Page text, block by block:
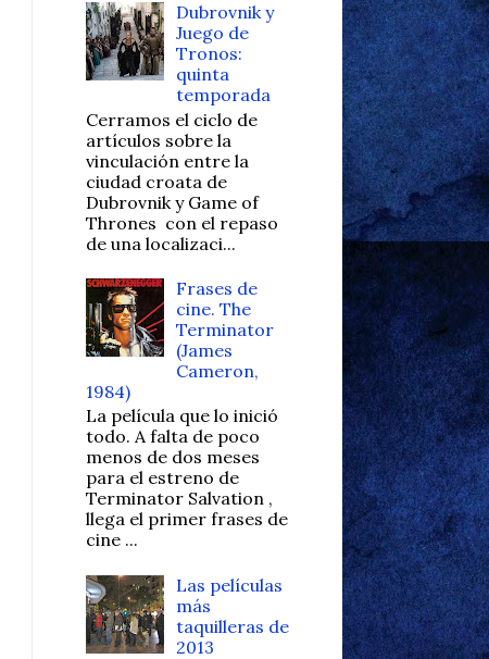
Dubrovnik y
Juego de
Tronos:
quinta
temporada
Cerramos el ciclo de
artículos sobre la
vinculación entre la
ciudad croata de
Dubrovnik y Game of
Thrones con el repaso
de una localizaci...
Frases de
cine. The
Terminator
(James
Cameron,
1984)
La película que lo inició
todo. A falta de poco
menos de dos meses
para el estreno de
Terminator Salvation ,
llega el primer frases de
cine ...
Las películas
más
taquilleras de
2013